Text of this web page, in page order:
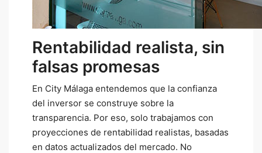
Rentabilidad realista, sin
falsas promesas
En City Málaga entendemos que la confianza
del inversor se construye sobre la
transparencia. Por eso, solo trabajamos con
proyecciones de rentabilidad realistas, basadas
en datos actualizados del mercado. No